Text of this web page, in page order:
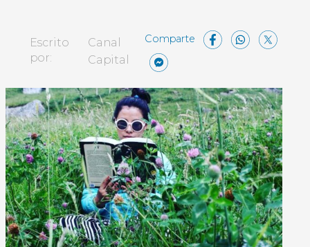
Escrito
por:
Canal
Capital